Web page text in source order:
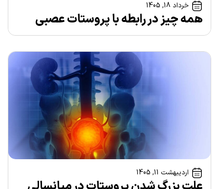
خرداد 18, 1405
همه چیز در رابطه با پروستات عصبی
اردیبهشت 11, 1405